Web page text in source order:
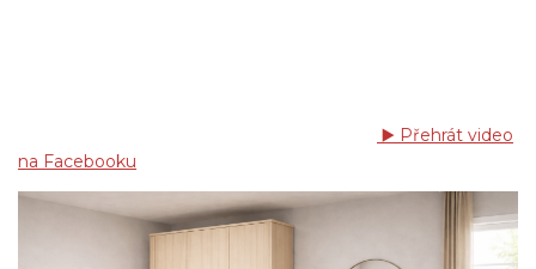
▶️ Přehrát video
na Facebooku